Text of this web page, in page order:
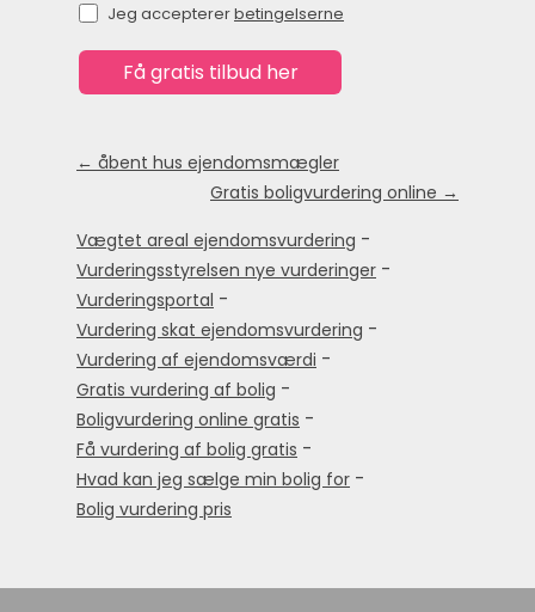
Jeg acceptererbetingelserne
← åbent hus ejendomsmægler
Gratis boligvurdering online →
Vægtet areal ejendomsvurdering -
Vurderingsstyrelsen nye vurderinger -
Vurderingsportal -
Vurdering skat ejendomsvurdering -
Vurdering af ejendomsværdi -
Gratis vurdering af bolig -
Boligvurdering online gratis -
Få vurdering af bolig gratis -
Hvad kan jeg sælge min bolig for -
Bolig vurdering pris